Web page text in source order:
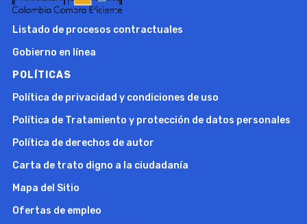
Listado de procesos contractuales
Gobierno en línea
POLÍTICAS
Política de privacidad y condiciones de uso
Política de Tratamiento y protección de datos personales
Política de derechos de autor
Carta de trato digno a la ciudadanía
Mapa del Sitio
Ofertas de empleo